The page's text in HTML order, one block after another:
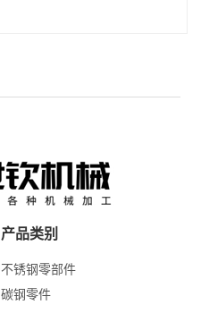
产品类别
不锈钢零部件
碳钢零件